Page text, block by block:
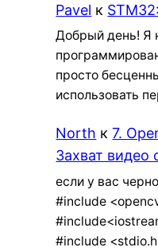
Pavel к
Добрый день! Я
просто
использовать
North к7.
Захват видео
если у вас
#include
#include